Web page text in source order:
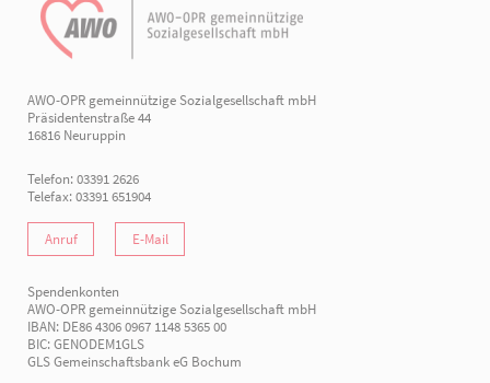
AWO-OPR gemeinnützige Sozialgesellschaft mbH
Präsidentenstraße 44
16816 Neuruppin
Telefon: 03391 2626
Telefax: 03391 651904
Anruf E-Mail
Spendenkonten
AWO-OPR gemeinnützige Sozialgesellschaft mbH
IBAN: DE86 4306 0967 1148 5365 00
BIC: GENODEM1GLS
GLS Gemeinschaftsbank eG Bochum